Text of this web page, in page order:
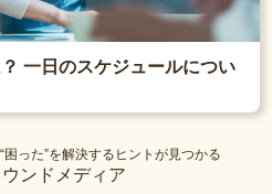
一日のスケジュールについ
った”を解決するヒントが見つかる
ンドメディア